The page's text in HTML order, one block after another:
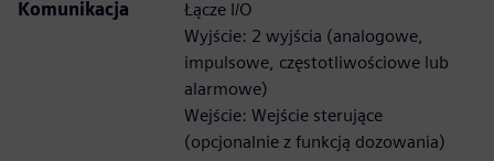
Komunikacja
Łącze I/O
Wyjście: 2 wyjścia (analogowe,
impulsowe, częstotliwościowe lub
alarmowe)
Wejście: Wejście sterujące
(opcjonalnie z funkcją dozowania)